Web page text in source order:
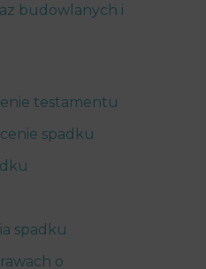
budowlanych i
testamentu
spadku
spadku
o